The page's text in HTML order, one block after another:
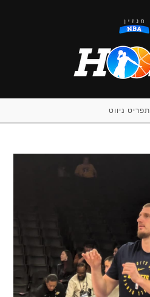
תפריט ניווט